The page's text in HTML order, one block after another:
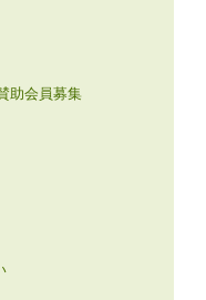
助会員募集